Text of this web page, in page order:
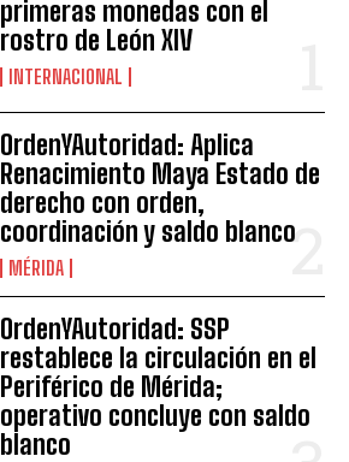
primeras monedas con el
rostro de León XIV
INTERNACIONAL
OrdenYAutoridad: Aplica
Renacimiento Maya Estado de
derecho con orden,
coordinación y saldo blanco
MÉRIDA
OrdenYAutoridad: SSP
restablece la circulación en el
Periférico de Mérida;
operativo concluye con saldo
blanco